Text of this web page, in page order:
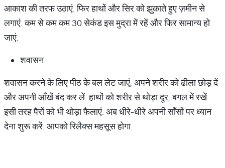
आकाश की तरफ उठाएं. फिर हाथों और सिर को झुकाते हुए ज़मीन से
लगाएं. कम से कम कम 30 सेकंड इस मुद्रा में रहें और फिर सामान्य हो
जाएं.
शवासन
शवासन करने के लिए पीठ के बल लेट जाएं, अपने शरीर को ढीला छोड़ दें
और अपनी आँखें बंद कर लें. हाथों को शरीर से थोड़ा दूर, बगल में रखें.
इसी तरह पैरों को भी थोड़ा फैलाएं. अब धीरे-धीरे अपनी साँसों पर ध्यान
देना शुरू करें. आपको रिलैक्स महसूस होगा.